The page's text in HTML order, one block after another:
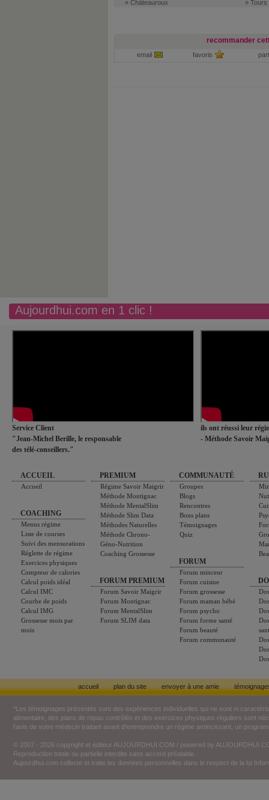
» Châteauroux » Tours
recommander
email favoris
Aujourdhui.com en 1 clic !
Service Client
"Jean-Michel Berille, le responsable
des télé-conseillers."
ils ont réussi leur
- Méthode Savoir
ACCUEIL
Accueil
COACHING
Menus régime
Liste de courses
Suivi des mensurations
Réglette de régime
Exercices physiques
Compteur de calories
Calcul poids idéal
Calcul IMC
Courbe de poids
Calcul IMG
Grossesse mois par
mois
PREMIUM
Régime Savoir Maigrir
Méthode Montignac
Méthode MentalSlim
Méthode Slim Data
Méthodes Naturelles
Méthode Chrono-
Géno-Nutrition
Coaching Grossesse
FORUM PREMIUM
Forum Savoir Maigrir
Forum Montignac
Forum MentalSlim
Forum SLIM data
COMMUNAUTÉ
Groupes
Blogs
Rencontres
Bons plans
Témoignages
Quiz
FORUM
Forum minceur
Forum cuisine
Forum grossesse
Forum maman bébé
Forum psycho
Forum forme santé
Forum beauté
Forum communauté
accueil plan du site envoyer à une amie
*Les témoignages présentés sont des expériences individuelles qui ne sont ni
alimentaire, des plans de repas contrôlés et des exercices physiques réguliers sont
l'avis de votre médecin traitant avant d'entreprendre un régime amincissant, un
© 2007 - 2026 copyright et éditeur AUJOURDHUI.COM / powered by
Reproduction totale ou partielle interdite sans accord préalable.
Aujourdhui.com collecte et traite les données personnelles dans le respect de la loi